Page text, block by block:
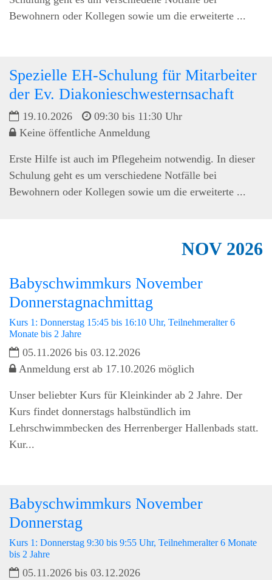
Bewohnern oder Kollegen sowie um die erweiterte ...
Spezielle EH-Schulung für Mitarbeiter
der Ev. Diakonieschwesternsachaft
19.10.2026
09:30 bis 11:30 Uhr
Keine öffentliche Anmeldung
Erste Hilfe ist auch im Pflegeheim notwendig. In dieser
Schulung geht es um verschiedene Notfälle bei
Bewohnern oder Kollegen sowie um die erweiterte ...
NOV2026
Babyschwimmkurs November
Donnerstagnachmittag
Kurs 1: Donnerstag 15:45 bis 16:10 Uhr, Teilnehmeralter 6
Monate bis 2 Jahre
05.11.2026 bis 03.12.2026
Anmeldung erst ab 17.10.2026 möglich
Unser beliebter Kurs für Kleinkinder ab 2 Jahre. Der
Kurs findet donnerstags halbstündlich im
Lehrschwimmbecken des Herrenberger Hallenbads statt.
Kur...
Babyschwimmkurs November
Donnerstag
Kurs 1: Donnerstag 9:30 bis 9:55 Uhr, Teilnehmeralter 6 Monate
bis 2 Jahre
05.11.2026 bis 03.12.2026